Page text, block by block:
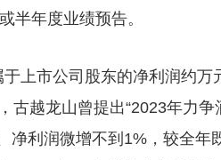
半年度业绩预告。
上市公司股东的净利润约万
古越龙山曾提出“2023年力争
净利润微增不到1%，较全年